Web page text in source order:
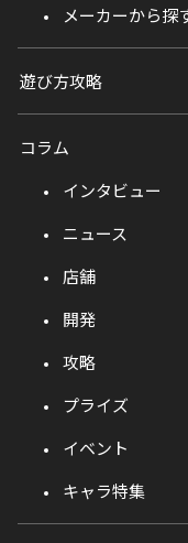
メーカーから探
遊び方攻略
コラム
インタビュー
ニュース
店舗
開発
攻略
プライズ
イベント
キャラ特集